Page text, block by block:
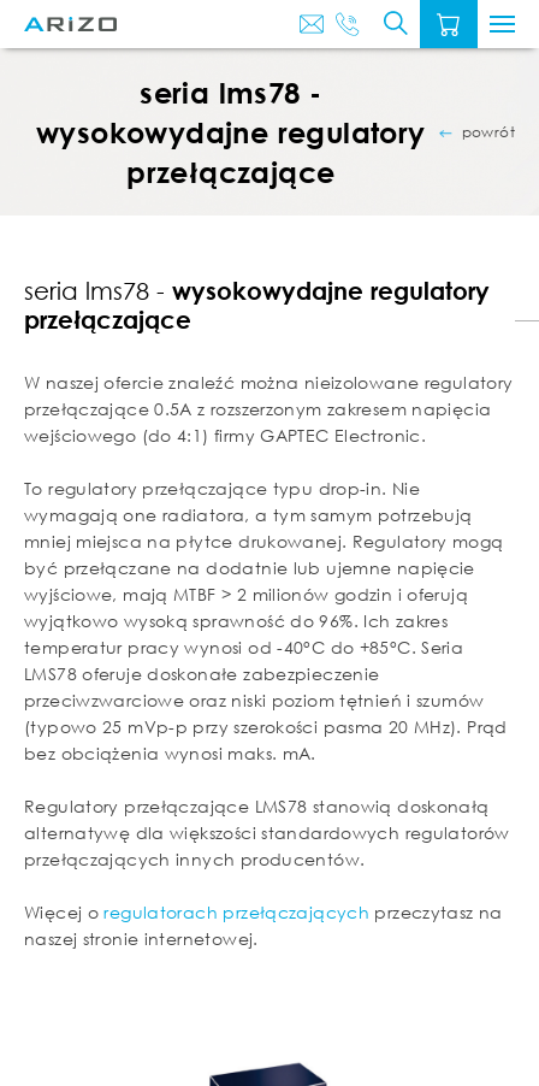
NAS
seria lms78 -
wysokowydajne regulatory
przełączające
powrót
seria lms78 - wysokowydajne regulatory
przełączające
W naszej ofercie znaleźć można nieizolowane regulatory
przełączające 0.5A z rozszerzonym zakresem napięcia
wejściowego (do 4:1) firmy GAPTEC Electronic.
To regulatory przełączające typu drop-in. Nie
wymagają one radiatora, a tym samym potrzebują
mniej miejsca na płytce drukowanej. Regulatory mogą
być przełączane na dodatnie lub ujemne napięcie
wyjściowe, mają MTBF > 2 milionów godzin i oferują
wyjątkowo wysoką sprawność do 96%. Ich zakres
temperatur pracy wynosi od -40°C do +85°C. Seria
LMS78 oferuje doskonałe zabezpieczenie
przeciwzwarciowe oraz niski poziom tętnień i szumów
(typowo 25 mVp-p przy szerokości pasma 20 MHz). Prąd
bez obciążenia wynosi maks. mA.
Regulatory przełączające LMS78 stanowią doskonałą
alternatywę dla większości standardowych regulatorów
przełączających innych producentów.
Więcej oregulatorach przełączających przeczytasz na
naszej stronie internetowej.